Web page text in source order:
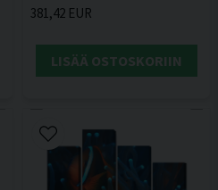
381,42 EUR
LISÄÄ OSTOSKORIIN